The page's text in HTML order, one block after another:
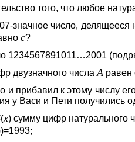
того, что любое
значное число,
c?
1234567891011…2001
двузначного числа A равен
и прибавил к этому числу
у Васи и Пети
(x) сумму цифр натурального